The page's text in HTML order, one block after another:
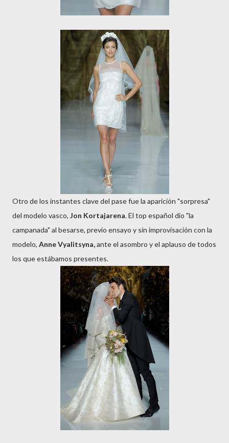
Otro de los instantes clave del pase fue la aparición "sorpresa"
del modelo vasco, Jon Kortajarena. El top español dio "la
campanada" al besarse, previo ensayo y sin improvisación con la
modelo, Anne Vyalitsyna,ante el asombro y el aplauso de todos
los que estábamos presentes.